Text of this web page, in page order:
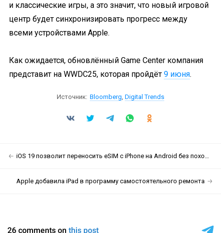
и классические игры, а это значит, что новый игровой
центр будет синхронизировать прогресс между
всеми устройствами Apple.
Как ожидается, обновлённый Game Center компания
представит на WWDC25, которая пройдёт 9 июня.
Источник: Bloomberg, Digital Trends
iOS 19 позволит переносить eSIM c iPhone на Android без похода к оператору
Apple добавила iPad в программу самостоятельного ремонта